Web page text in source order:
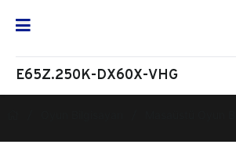
E65Z.250K-DX60X-VHG